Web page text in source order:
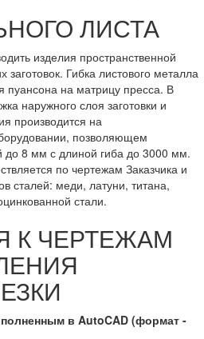
ЛИСТА
изделия пространственной
Гибка листового металла
пуансона на матрицу пресса. В
наружного слоя заготовки и
производится на
позволяющем
до 8 мм с длиной гиба до 3000 мм.
по чертежам Заказчика и
сталей: меди, латуни, титана,
стали.
К ЧЕРТЕЖАМ
в AutoCAD (формат -